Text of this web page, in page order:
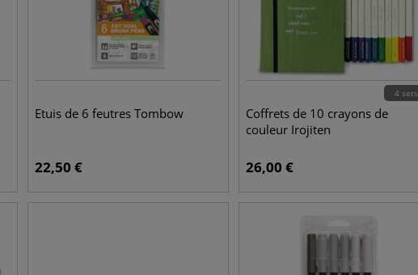
Etuis de 6 feutres Tombow
22,50 €
4 sets
Coffrets de 10 crayons de
couleur Irojiten
26,00 €